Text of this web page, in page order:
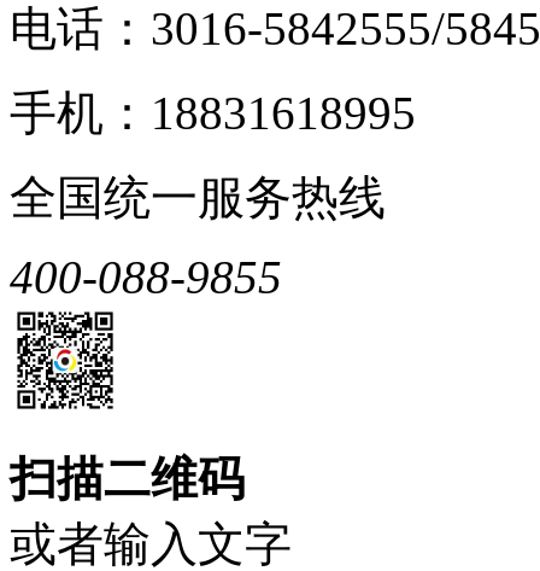
电话：3016-5842555/
手机：18831618995
全国统一服务热线
400-088-9855
扫描二维码
或者输入文字